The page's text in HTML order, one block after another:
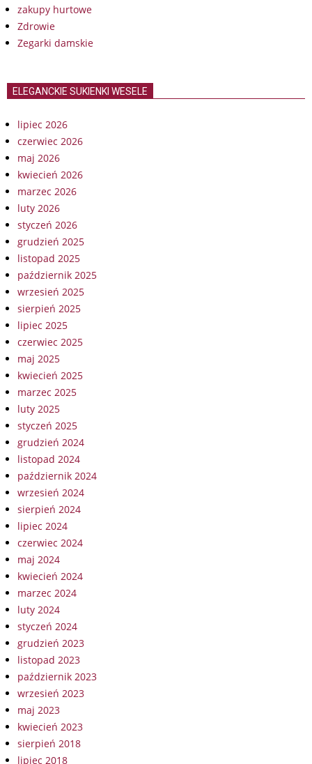
zakupy hurtowe
Zdrowie
Zegarki damskie
ELEGANCKIE SUKIENKI WESELE
lipiec 2026
czerwiec 2026
maj 2026
kwiecień 2026
marzec 2026
luty 2026
styczeń 2026
grudzień 2025
listopad 2025
październik 2025
wrzesień 2025
sierpień 2025
lipiec 2025
czerwiec 2025
maj 2025
kwiecień 2025
marzec 2025
luty 2025
styczeń 2025
grudzień 2024
listopad 2024
październik 2024
wrzesień 2024
sierpień 2024
lipiec 2024
czerwiec 2024
maj 2024
kwiecień 2024
marzec 2024
luty 2024
styczeń 2024
grudzień 2023
listopad 2023
październik 2023
wrzesień 2023
maj 2023
kwiecień 2023
sierpień 2018
lipiec 2018